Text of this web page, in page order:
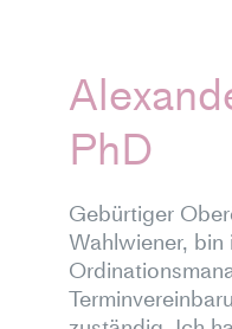
PhD
Gebürtiger
Wahlwiener, bin